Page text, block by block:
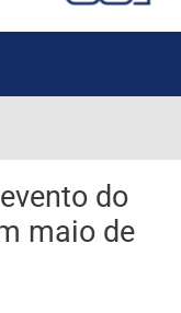
do
maio de